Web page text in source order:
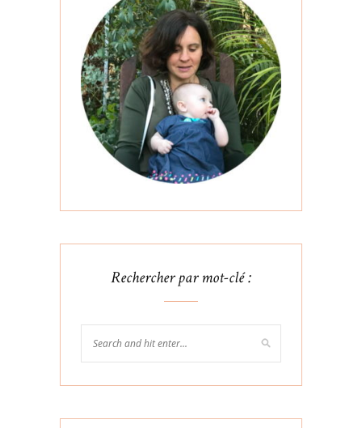
Rechercher par mot-clé :